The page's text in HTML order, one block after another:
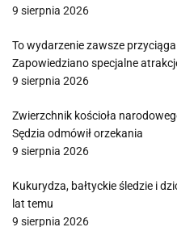
9 sierpnia 2026
To wydarzenie zawsze
Zapowiedziano specjalne
9 sierpnia 2026
Zwierzchnik kościoła
Sędzia odmówił orzekania
9 sierpnia 2026
Kukurydza, bałtyckie śledzie i
lat temu
9 sierpnia 2026